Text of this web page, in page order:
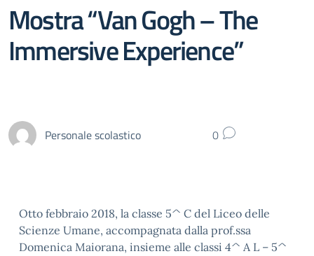
Mostra “Van Gogh – The
Immersive Experience”
Personale scolastico 0
Otto febbraio 2018, la classe 5^ C del Liceo delle
Scienze Umane, accompagnata dalla prof.ssa
Domenica Maiorana, insieme alle classi 4^ A L – 5^